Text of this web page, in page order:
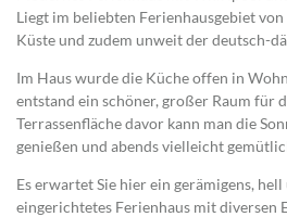
Liegt im beliebten Ferienhausgebiet
Küste und zudem unweit der deutsch-
Im Haus wurde die Küche offen in
entstand ein schöner, großer Raum für
Terrassenfläche davor kann man die
genießen und abends vielleicht
Es erwartet Sie hier ein gerämigens,
eingerichtetes Ferienhaus mit diversen